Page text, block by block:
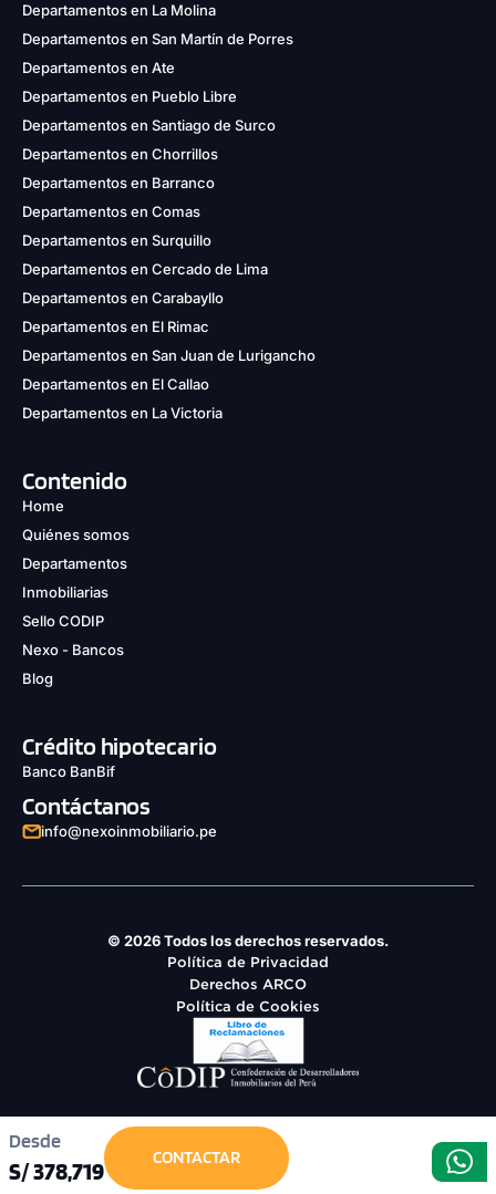
Desde
S/ 378,719 CONTACTAR
Departamentos en La Molina
Departamentos en San Martín de Porres
Departamentos en Ate
Departamentos en Pueblo Libre
Departamentos en Santiago de Surco
Departamentos en Chorrillos
Departamentos en Barranco
Departamentos en Comas
Departamentos en Surquillo
Departamentos en Cercado de Lima
Departamentos en Carabayllo
Departamentos en El Rimac
Departamentos en San Juan de Lurigancho
Departamentos en El Callao
Departamentos en La Victoria
Contenido
Home
Quiénes somos
Departamentos
Inmobiliarias
Sello CODIP
Nexo - Bancos
Blog
Crédito hipotecario
Banco BanBif
Contáctanos
info@nexoinmobiliario.pe
© 2026 Todos los derechos reservados.
Política de Privacidad
Derechos ARCO
Política de Cookies